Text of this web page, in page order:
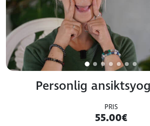
Personlig
PRIS
55.00€